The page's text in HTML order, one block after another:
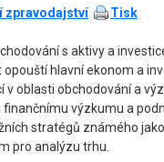
zpravodajství Tisk
s aktivy a
hlavní ekonom a
oblasti obchodování a
finančnímu výzkumu a
stratégů známého
pro analýzu trhu.